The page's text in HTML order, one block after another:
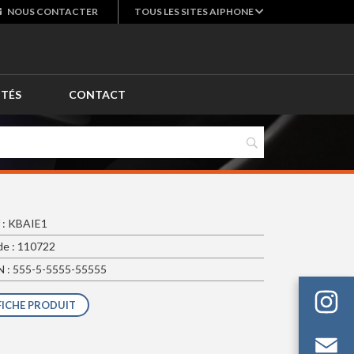
NOUS CONTACTER TOUS LES SITES AIPHONE
CONTACT
KBAIE1
: 110722
: 555-5-5555-55555
PRODUIT